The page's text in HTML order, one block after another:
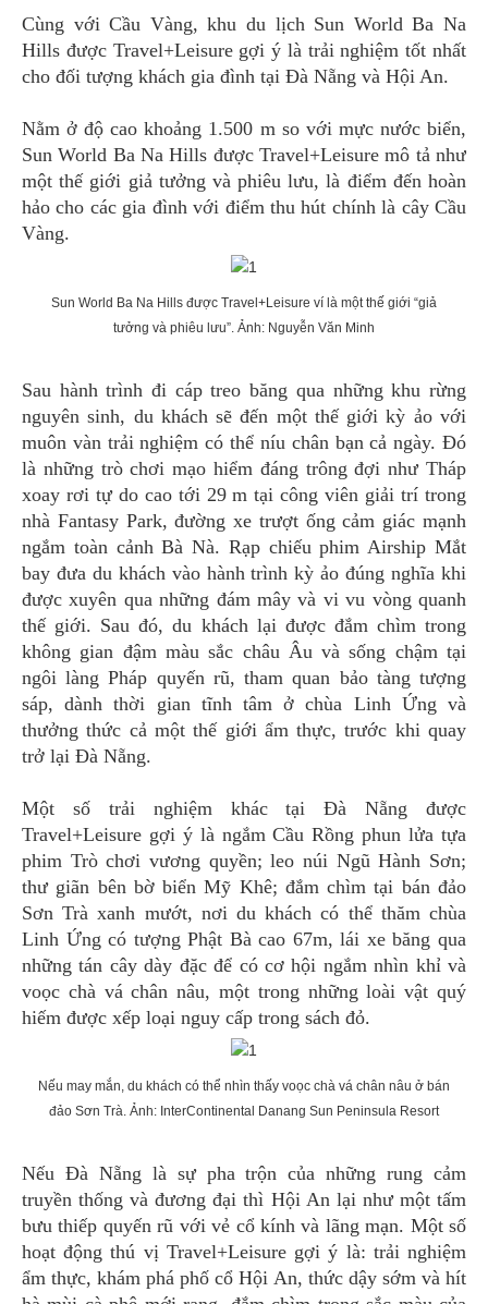
Cùng với Cầu Vàng, khu du lịch Sun World Ba Na
Hills được Travel+Leisure gợi ý là trải nghiệm tốt nhất
cho đối tượng khách gia đình tại Đà Nẵng và Hội An.
Nằm ở độ cao khoảng 1.500 m so với mực nước biển,
Sun World Ba Na Hills được Travel+Leisure mô tả như
một thế giới giả tưởng và phiêu lưu, là điểm đến hoàn
hảo cho các gia đình với điểm thu hút chính là cây Cầu
Vàng.
Sun World Ba Na Hills được Travel+Leisure ví là một thế giới “giả
tưởng và phiêu lưu”. Ảnh: Nguyễn Văn Minh
Sau hành trình đi cáp treo băng qua những khu rừng
nguyên sinh, du khách sẽ đến một thế giới kỳ ảo với
muôn vàn trải nghiệm có thể níu chân bạn cả ngày. Đó
là những trò chơi mạo hiểm đáng trông đợi như Tháp
xoay rơi tự do cao tới 29 m tại công viên giải trí trong
nhà Fantasy Park, đường xe trượt ống cảm giác mạnh
ngắm toàn cảnh Bà Nà. Rạp chiếu phim Airship Mắt
bay đưa du khách vào hành trình kỳ ảo đúng nghĩa khi
được xuyên qua những đám mây và vi vu vòng quanh
thế giới. Sau đó, du khách lại được đắm chìm trong
không gian đậm màu sắc châu Âu và sống chậm tại
ngôi làng Pháp quyến rũ, tham quan bảo tàng tượng
sáp, dành thời gian tĩnh tâm ở chùa Linh Ứng và
thưởng thức cả một thế giới ẩm thực, trước khi quay
trở lại Đà Nẵng.
Một số trải nghiệm khác tại Đà Nẵng được
Travel+Leisure gợi ý là ngắm Cầu Rồng phun lửa tựa
phim Trò chơi vương quyền; leo núi Ngũ Hành Sơn;
thư giãn bên bờ biển Mỹ Khê; đắm chìm tại bán đảo
Sơn Trà xanh mướt, nơi du khách có thể thăm chùa
Linh Ứng có tượng Phật Bà cao 67m, lái xe băng qua
những tán cây dày đặc để có cơ hội ngắm nhìn khỉ và
voọc chà vá chân nâu, một trong những loài vật quý
hiếm được xếp loại nguy cấp trong sách đỏ.
Nếu may mắn, du khách có thể nhìn thấy voọc chà vá chân nâu ở bán
đảo Sơn Trà. Ảnh: InterContinental Danang Sun Peninsula Resort
Nếu Đà Nẵng là sự pha trộn của những rung cảm
truyền thống và đương đại thì Hội An lại như một tấm
bưu thiếp quyến rũ với vẻ cổ kính và lãng mạn. Một số
hoạt động thú vị Travel+Leisure gợi ý là: trải nghiệm
ẩm thực, khám phá phố cổ Hội An, thức dậy sớm và hít